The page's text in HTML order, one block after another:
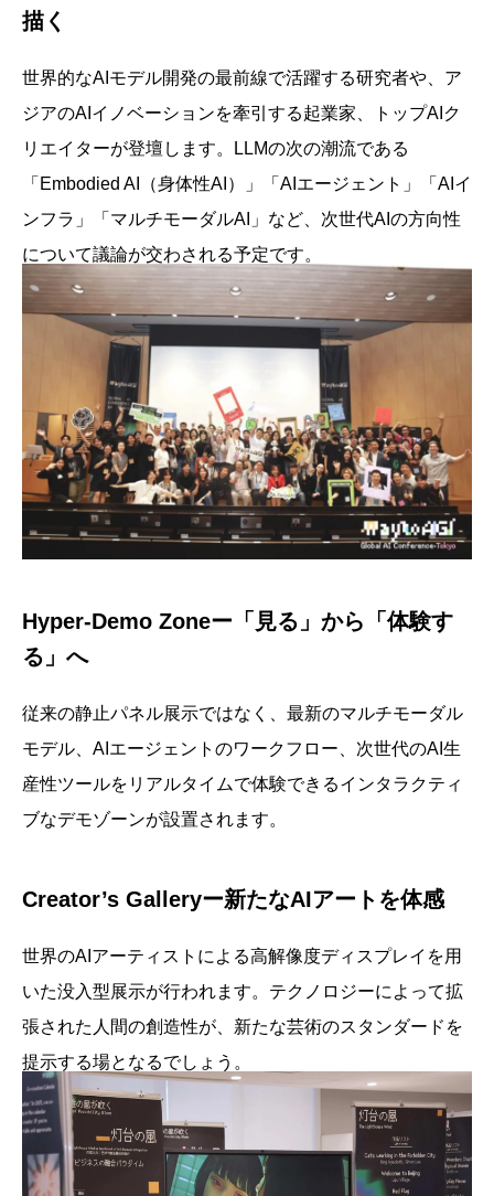
描く
世界的なAIモデル開発の最前線で活躍する研究者や、ア
ジアのAIイノベーションを牽引する起業家、トップAIク
リエイターが登壇します。LLMの次の潮流である
「Embodied AI（身体性AI）」「AIエージェント」「AIイ
ンフラ」「マルチモーダルAI」など、次世代AIの方向性
について議論が交わされる予定です。
Hyper-Demo Zoneー「見る」から「体験す
る」へ
従来の静止パネル展示ではなく、最新のマルチモーダル
モデル、AIエージェントのワークフロー、次世代のAI生
産性ツールをリアルタイムで体験できるインタラクティ
ブなデモゾーンが設置されます。
Creator’s Galleryー新たなAIアートを体感
世界のAIアーティストによる高解像度ディスプレイを用
いた没入型展示が行われます。テクノロジーによって拡
張された人間の創造性が、新たな芸術のスタンダードを
提示する場となるでしょう。